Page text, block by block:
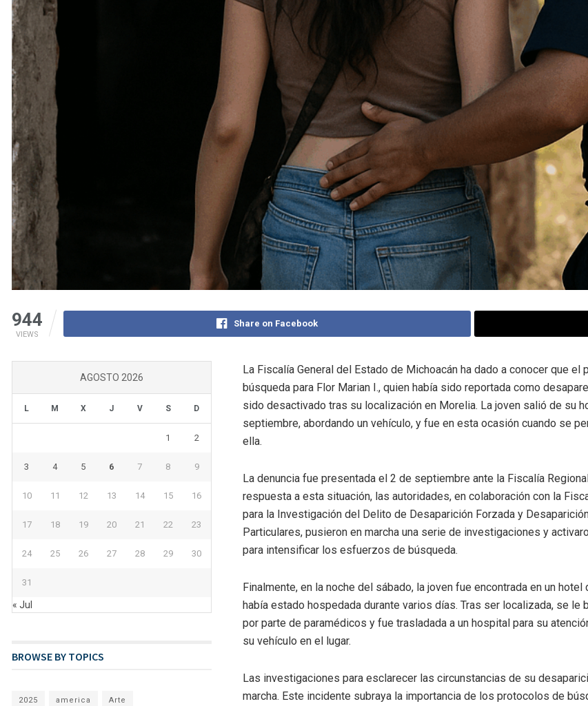
944
VIEWS
Share on Facebook
La Fiscalía General del Estado de Michoacán ha dado a conocer que el
búsqueda para Flor Marian I., quien había sido reportada como
sido desactivado tras su localización en Morelia. La joven salió de su
septiembre, abordando un vehículo, y fue en esta ocasión cuando se
ella.
La denuncia fue presentada el 2 de septiembre ante la Fiscalía
respuesta a esta situación, las autoridades, en colaboración con la
para la Investigación del Delito de Desaparición Forzada y
Particulares, pusieron en marcha una serie de investigaciones y
para intensificar los esfuerzos de búsqueda.
Finalmente, en la noche del sábado, la joven fue encontrada en un hotel
había estado hospedada durante varios días. Tras ser localizada, se le
por parte de paramédicos y fue trasladada a un hospital para su
su vehículo en el lugar.
Las investigaciones para esclarecer las circunstancias de su
marcha. Este incidente subraya la importancia de los protocolos de
AGOSTO 2026
L M X J V S D
1 2
3 4 5 6 7 8 9
10 11 12 13 14 15 16
17 18 19 20 21 22 23
24 25 26 27 28 29 30
31
« Jul
BROWSE BY TOPICS
2025 america Arte